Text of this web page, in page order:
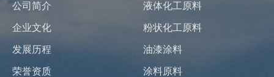
公司简介
企业文化
发展历程
荣誉资质
液体化工原料
粉状化工原料
油漆涂料
涂料原料